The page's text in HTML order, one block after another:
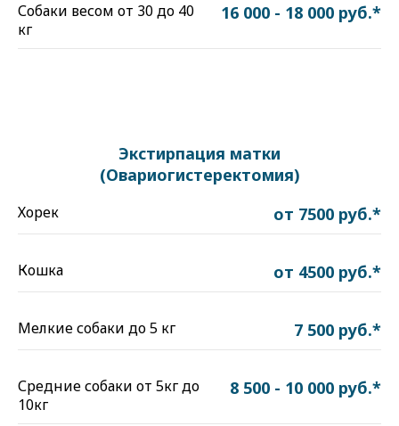
Собаки весом от 30 до 40
кг
16 000 - 18 000 руб.*
Экстирпация матки
(Овариогистеректомия)
Хорек от 7500 руб.*
Кошка от 4500 руб.*
Мелкие собаки до 5 кг 7 500 руб.*
Средние собаки от 5кг до
10кг
8 500 - 10 000 руб.*